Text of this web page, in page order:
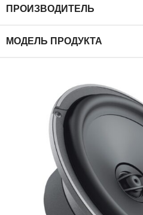
ПРОИЗВОДИТЕЛЬ
МОДЕЛЬ ПРОДУКТА